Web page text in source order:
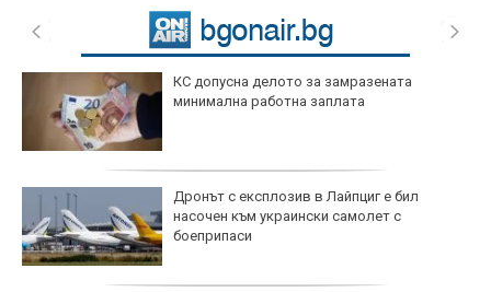
КС допусна делото за замразената
минимална работна заплата
Дронът с експлозив в Лайпциг е бил
насочен към украински самолет с
боеприпаси